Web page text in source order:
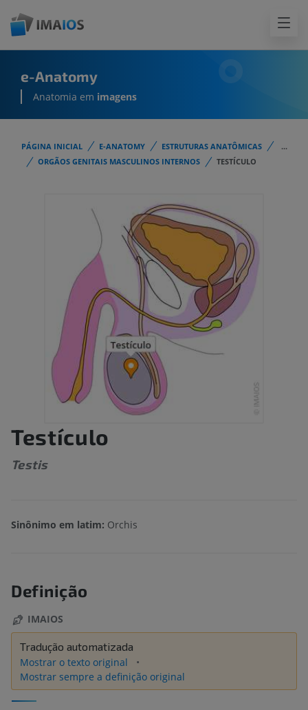
e-Anatomy
Anatomia em imagens
PÁGINA INICIAL E-ANATOMY ESTRUTURAS ANATÔMICAS
...
ORGÃOS GENITAIS MASCULINOS INTERNOS
TESTÍCULO
Testículo
Testis
Sinônimo em latim: Orchis
Definição
IMAIOS
Tradução automatizada
Mostrar o texto original
Mostrar sempre a definição original